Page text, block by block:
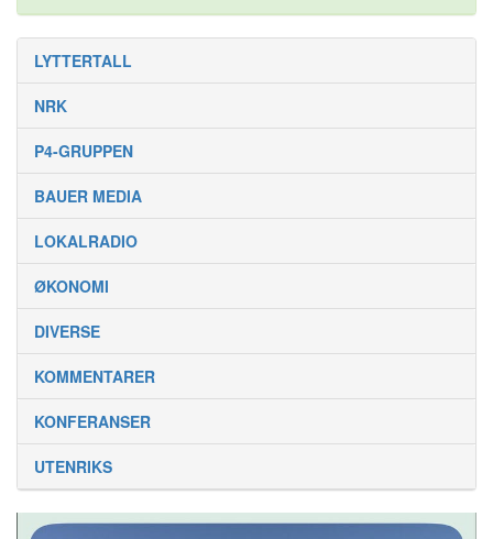
LYTTERTALL
NRK
P4-GRUPPEN
BAUER MEDIA
LOKALRADIO
ØKONOMI
DIVERSE
KOMMENTARER
KONFERANSER
UTENRIKS